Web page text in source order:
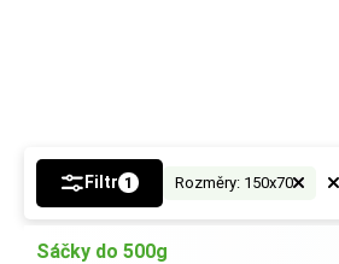
Filtr 1 Rozměry: 150x70
Sáčky do 500g